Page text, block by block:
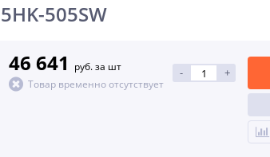
505SW
46 641
руб. за шт
Товар временно отсутствует
- +